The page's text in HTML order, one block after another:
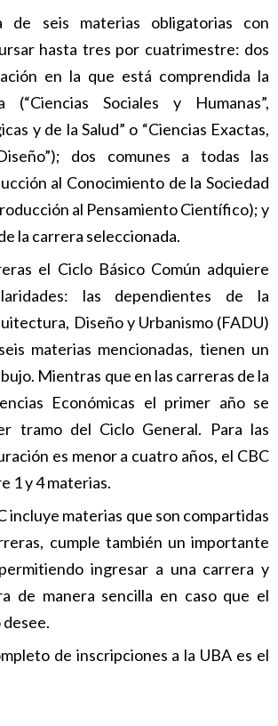
de seis materias obligatorias con
hasta tres por cuatrimestre: dos
en la que está comprendida la
(“Ciencias Sociales y Humanas”,
y de la Salud” o “Ciencias Exactas,
dos comunes a todas las
al Conocimiento de la Sociedad
al Pensamiento Científico); y
la carrera seleccionada.
el Ciclo Básico Común adquiere
las dependientes de la
Diseño y Urbanismo (FADU)
materias mencionadas, tienen un
Mientras que en las carreras de la
Económicas el primer año se
tramo del Ciclo General. Para las
es menor a cuatro años, el CBC
1 y 4 materias.
incluye materias que son compartidas
cumple también un importante
ingresar a una carrera y
de manera sencilla en caso que el
de inscripciones a la UBA es el